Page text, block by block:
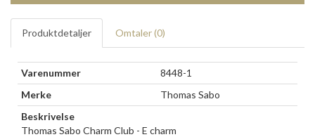
Produktdetaljer Omtaler (0)
Varenummer
8448-1
Merke
Thomas Sabo
Beskrivelse
Thomas Sabo Charm Club - E charm